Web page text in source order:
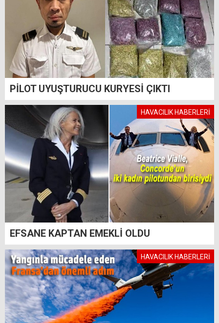
PİLOT UYUŞTURUCU KURYESİ ÇIKTI
HAVACILIK HABERLERİ
EFSANE KAPTAN EMEKLİ OLDU
HAVACILIK HABERLERİ